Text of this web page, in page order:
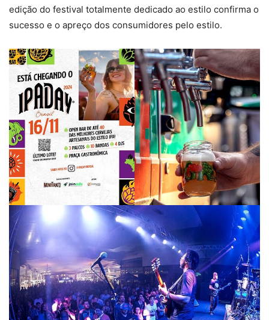
edição do festival totalmente dedicado ao estilo confirma o
sucesso e o apreço dos consumidores pelo estilo.